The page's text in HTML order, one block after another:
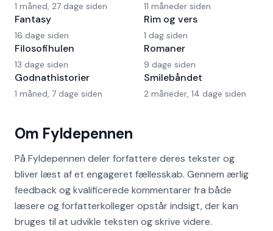
Om Fyldepennen
På Fyldepennen deler forfattere deres tekster og
bliver læst af et engageret fællesskab. Gennem ærlig
feedback og kvalificerede kommentarer fra både
læsere og forfatterkolleger opstår indsigt, der kan
bruges til at udvikle teksten og skrive videre.
1 måned, 27 dage siden
Fantasy
16 dage siden
Filosofihulen
13 dage siden
Godnathistorier
1 måned, 7 dage siden
11 måneder siden
Rim og vers
1 dag siden
Romaner
9 dage siden
Smilebåndet
2 måneder, 14 dage siden